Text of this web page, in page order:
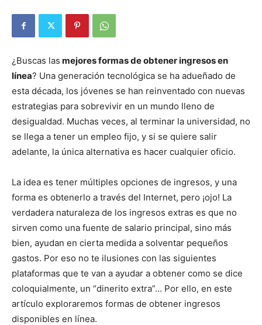
¿Buscas las mejores formas de obtener ingresos en
línea? Una generación tecnológica se ha adueñado de
esta década, los jóvenes se han reinventado con nuevas
estrategias para sobrevivir en un mundo lleno de
desigualdad. Muchas veces, al terminar la universidad, no
se llega a tener un empleo fijo, y si se quiere salir
adelante, la única alternativa es hacer cualquier oficio.
La idea es tener múltiples opciones de ingresos, y una
forma es obtenerlo a través del Internet, pero ¡ojo! La
verdadera naturaleza de los ingresos extras es que no
sirven como una fuente de salario principal, sino más
bien, ayudan en cierta medida a solventar pequeños
gastos. Por eso no te ilusiones con las siguientes
plataformas que te van a ayudar a obtener como se dice
coloquialmente, un “dinerito extra”… Por ello, en este
artículo exploraremos formas de obtener ingresos
disponibles en línea.